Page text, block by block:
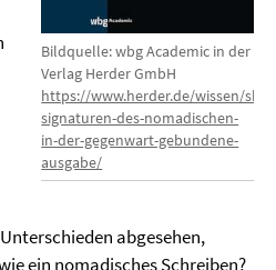
Bildquelle: wbg Academic in der
Verlag Herder GmbH
https://www.herder.de/wissen/
signaturen-des-nomadischen-
in-der-gegenwart-gebundene-
ausgabe/
abgesehen,
ein nomadisches Schreiben?